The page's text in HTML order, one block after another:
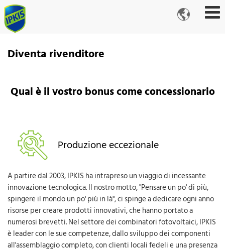

Diventa rivenditore
Qual è il vostro bonus come concessionario
Produzione eccezionale
A partire dal 2003, IPKIS ha intrapreso un viaggio di incessante
innovazione tecnologica. Il nostro motto, "Pensare un po' di più,
spingere il mondo un po' più in là", ci spinge a dedicare ogni anno
risorse per creare prodotti innovativi, che hanno portato a
numerosi brevetti. Nel settore dei combinatori fotovoltaici, IPKIS
è leader con le sue competenze, dallo sviluppo dei componenti
all'assemblaggio completo, con clienti locali fedeli e una presenza